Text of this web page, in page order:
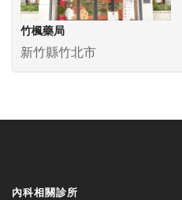
竹楓藥局
新竹縣竹北市
內科相關診所